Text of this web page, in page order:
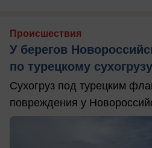
Происшествия
У берегов
по турецкому сухогрузу
Сухогруз под турецким
повреждения у